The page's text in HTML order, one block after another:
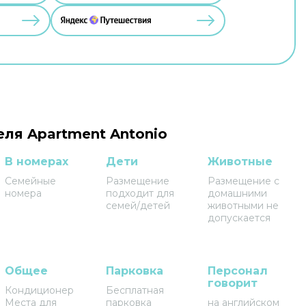
Apartment Antonio
В номерах
Семейные
номера
Дети
Размещение
подходит для
семей/детей
Животные
Размещение с
домашними
животными не
допускается
Общее
Кондиционер
Места для
Парковка
Бесплатная
парковка
Персонал
говорит
на английском